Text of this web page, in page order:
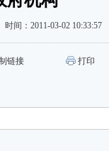
时间： 2011-03-02 10:33:57
链接 打印